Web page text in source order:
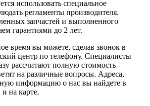
использовать специальное
регламенты производителя.
запчастей и выполненного
гарантиями до 2 лет.
время вы можете, сделав звонок в
центр по телефону. Специалисты
рассчитают полную стоимость
на различные вопросы. Адреса,
информацию о нас вы найдете в
на карте.